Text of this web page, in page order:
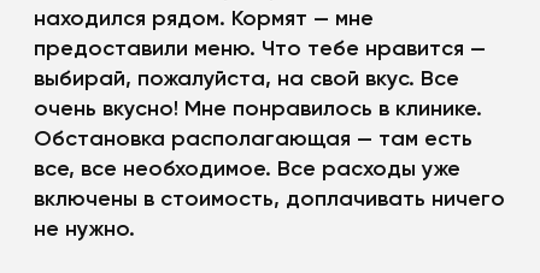
находился рядом. Кормят — мне
предоставили меню. Что тебе нравится —
выбирай, пожалуйста, на свой вкус. Все
очень вкусно! Мне понравилось в клинике.
Обстановка располагающая — там есть
все, все необходимое. Все расходы уже
включены в стоимость, доплачивать ничего
не нужно.